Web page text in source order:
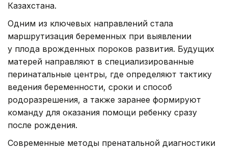
Казахстана.
Одним из ключевых направлений стала
маршрутизация беременных при выявлении
у плода врожденных пороков развития. Будущих
матерей направляют в специализированные
перинатальные центры, где определяют тактику
ведения беременности, сроки и способ
родоразрешения, а также заранее формируют
команду для оказания помощи ребенку сразу
после рождения.
Современные методы пренатальной диагностики